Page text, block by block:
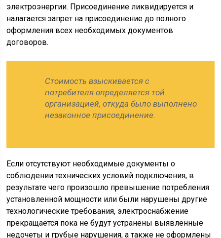
электроэнергии. Присоединение ликвидируется и
налагается запрет на присоединение до полного
оформления всех необходимых документов
договоров.
Стоимость взыскивается с
потребителя определяется той
организацией, откуда было выполнено
незаконное присоединение.
Если отсутствуют необходимые документы о
соблюдении технических условий подключения, в
результате чего произошло превышение потребления
установленной мощности или были нарушены другие
технологические требования, электроснабжение
прекращается пока не будут устранены выявленные
недочеты и грубые нарушения, а также не оформлены